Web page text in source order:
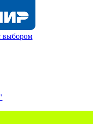
выбором